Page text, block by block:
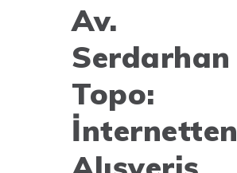
Av.
Serdarhan
Topo:
İnternetten